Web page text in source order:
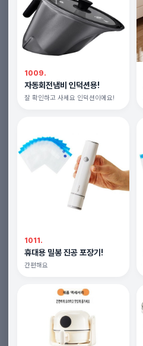
1009.
자동회전냄비 인덕션용!
잘 확인하고 사세요 인덕션이에요!
1011.
휴대용 밀봉 진공 포장기!
간편해요